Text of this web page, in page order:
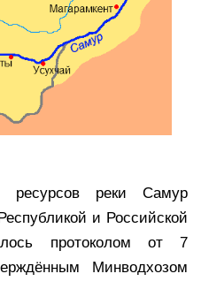
ресурсов реки Самур
и Российской
протоколом от 7
Минводхозом